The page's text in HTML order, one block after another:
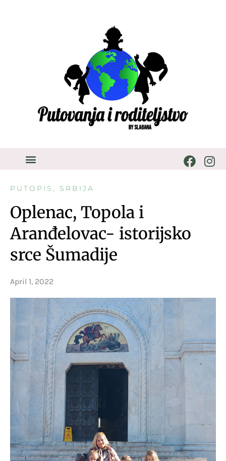
PUTOPIS , SRBIJA
Oplenac, Topola i
Aranđelovac- istorijsko
srce Šumadije
April 1, 2022